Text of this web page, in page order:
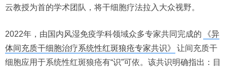
云教授为首的学术团队，将干细胞疗法拉入大众视野。
2022年，由国内风湿免疫学科领域众多专家共同完成的
《异
体间充质干细胞治疗系统性红斑狼疮专家共识》
让间充质干
细胞应用于系统性红斑狼疮有“识”可依。该共识明确指出：目